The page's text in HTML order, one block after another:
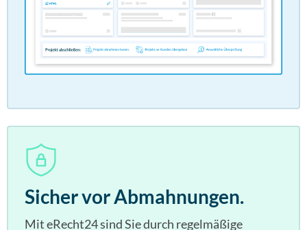
Sicher vor Abmahnungen.
Mit eRecht24 sind Sie durch regelmäßige